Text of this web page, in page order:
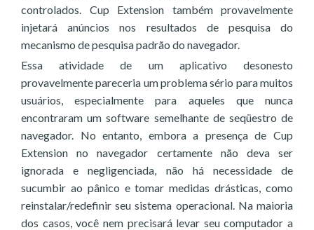
controlados. Cup Extension também provavelmente
injetará anúncios nos resultados de pesquisa do
mecanismo de pesquisa padrão do navegador.
Essa atividade de um aplicativo desonesto
provavelmente pareceria um problema sério para muitos
usuários, especialmente para aqueles que nunca
encontraram um software semelhante de seqüestro de
navegador. No entanto, embora a presença de Cup
Extension no navegador certamente não deva ser
ignorada e negligenciada, não há necessidade de
sucumbir ao pânico e tomar medidas drásticas, como
reinstalar/redefinir seu sistema operacional. Na maioria
dos casos, você nem precisará levar seu computador a